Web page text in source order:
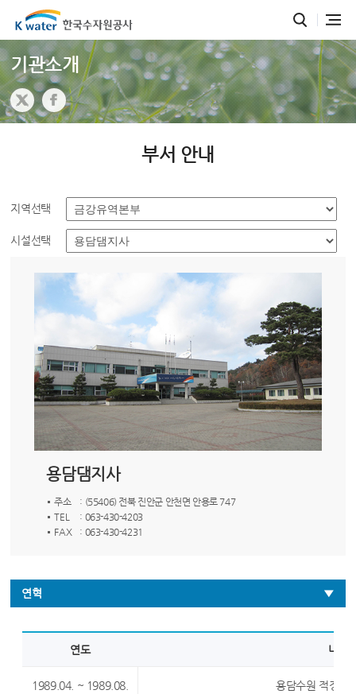
기관소개
부서 안내
지역선택
시설선택
용담댐지사
주소
: (55406) 전북 진안군 안천면 안용로 747
TEL
: 063-430-4203
FAX
: 063-430-4231
연혁
연도 내용
1989.04. ~ 1989.08. 용담수원 적정개